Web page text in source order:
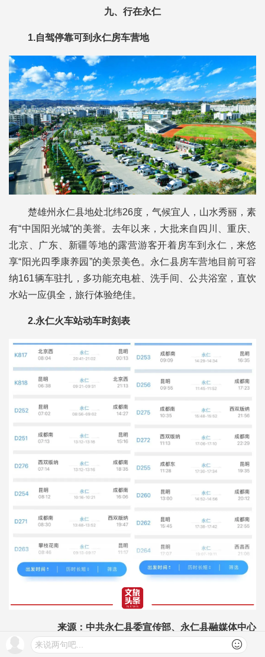
九、行在永仁
1.自驾停靠可到永仁房车营地
楚雄州永仁县地处北纬26度，气候宜人，山水秀丽，素
有“中国阳光城”的美誉。去年以来，大批来自四川、重庆、
北京、广东、新疆等地的露营游客开着房车到永仁，来悠
享“阳光四季康养园”的美景美色。永仁县房车营地目前可容
纳161辆车驻扎，多功能充电桩、洗手间、公共浴室，直饮
水站一应俱全，旅行体验绝佳。
2.永仁火车站动车时刻表
来源：中共永仁县委宣传部、永仁县融媒体中心
责编 许伊欣 王楚云
来说两句吧...